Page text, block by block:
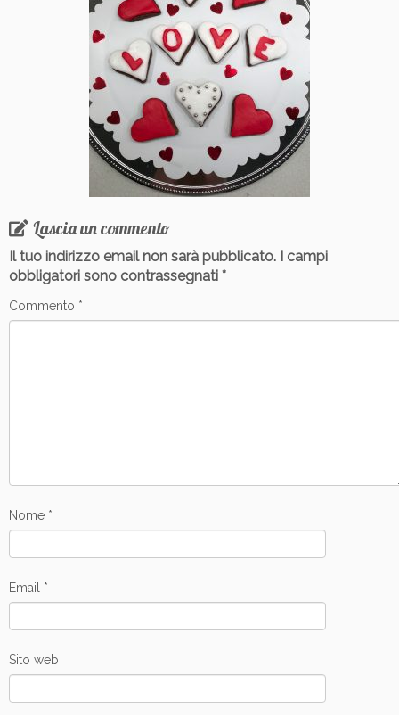
Lascia un commento
Il tuo indirizzo email non sarà pubblicato. I campi
obbligatori sono contrassegnati *
Commento *
Nome *
Email *
Sito web